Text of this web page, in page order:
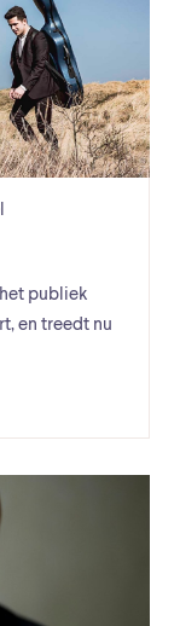
publiek
en treedt nu